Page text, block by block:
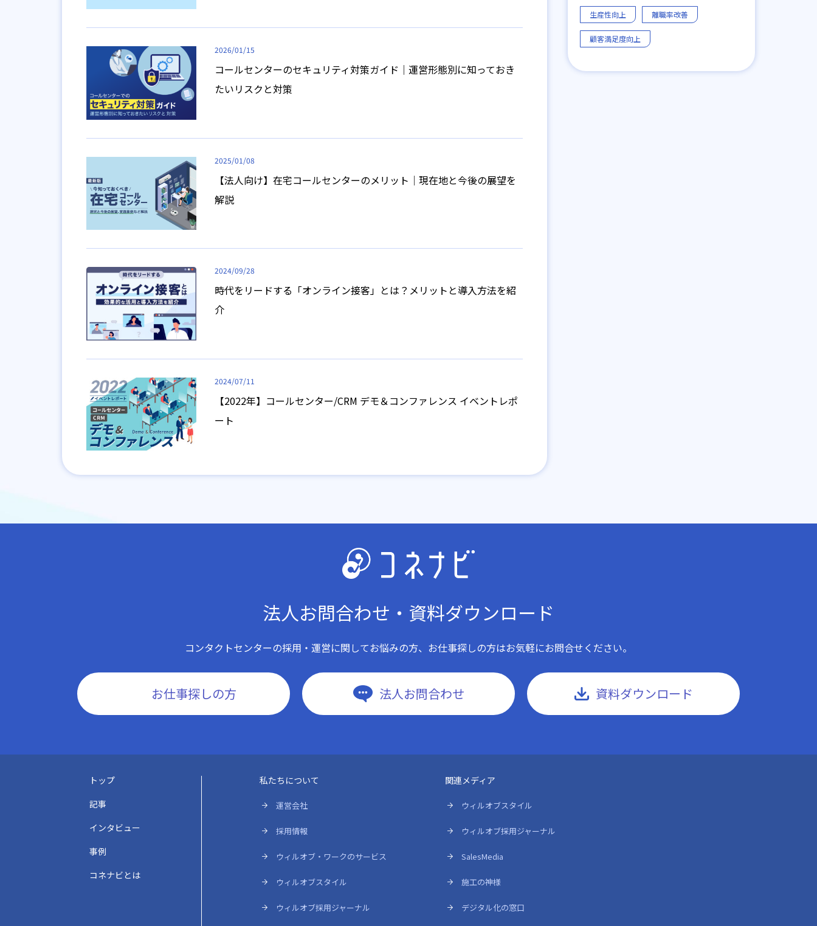
2026/01/15
コールセンターのセキュリティ対策ガイド｜運営形態別に知っておき
たいリスクと対策
2025/01/08
【法人向け】在宅コールセンターのメリット│現在地と今後の展望を
解説
2024/09/28
時代をリードする「オンライン接客」とは？メリットと導入方法を紹
介
2024/07/11
【2022年】コールセンター/CRM デモ＆コンファレンス イベントレポ
ート
生産性向上 離職率改善
顧客満足度向上
法人お問合わせ・資料ダウンロード
コンタクトセンターの採用・運営に関してお悩みの方、お仕事探しの方はお気軽にお問合せください。
お仕事探しの方 法人お問合わせ 資料ダウンロード
トップ
記事
インタビュー
事例
コネナビとは
私たちについて
運営会社
採用情報
ウィルオブ・ワークのサービス
ウィルオブスタイル
ウィルオブ採用ジャーナル
関連メディア
ウィルオブスタイル
ウィルオブ採用ジャーナル
SalesMedia
施工の神様
デジタル化の窓口